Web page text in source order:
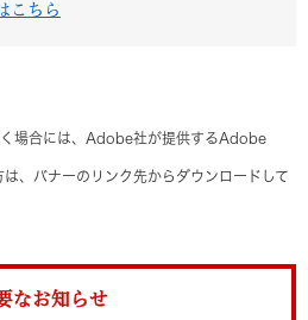
こちら
く場合には、Adobe社が提供するAdobe
、バナーのリンク先からダウンロードして
なお知らせ